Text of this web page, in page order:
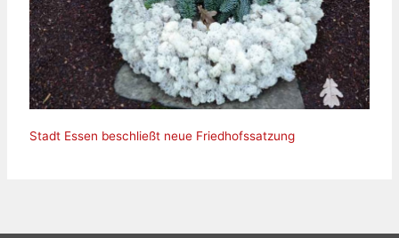
Stadt Essen beschließt neue Friedhofssatzung